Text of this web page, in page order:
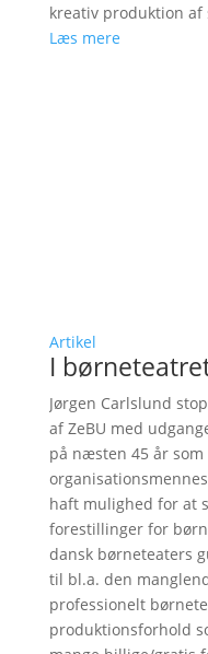
kreativ produktion af
Læs mere
Artikel
I
Jørgen Carlslund
af ZeBU med
på næsten 45 år
haft mulighed for at
forestillinger for
dansk børneteaters
til bl.a. den
professionelt
produktionsforhold